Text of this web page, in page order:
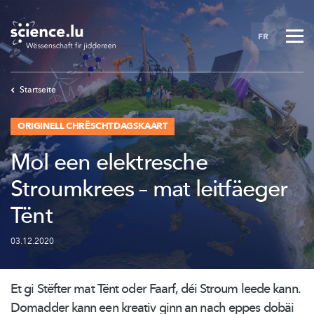
Skip
main
content
FR
Startseite
ORIGINELL CHRËSCHTDAGSKAART
Mol een elektresche
Stroumkrees – mat leitfäeger
Tënt
03.12.2020
Et gi Stëfter mat Tënt oder Faarf, déi Stroum leede kann.
Domadder kann een kreativ ginn an nach eppes dobäi